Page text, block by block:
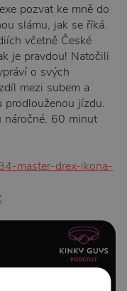
pozvat ke mně do
slámu, jak se říká.
včetně České
je pravdou! Natočili
o svých
mezi subem a
prodlouženou jízdu.
náročné. 60 minut
master-drex-ikona-